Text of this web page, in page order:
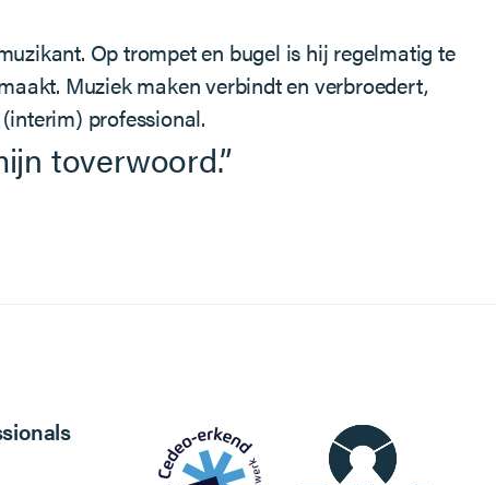
Op trompet en bugel is hij regelmatig te
Muziek maken verbindt en verbroedert,
professional.
toverwoord.”